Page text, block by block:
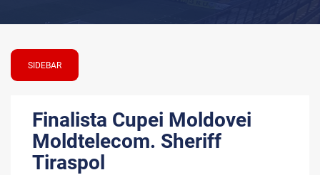
SIDEBAR
Finalista Cupei Moldovei
Moldtelecom. Sheriff
Tiraspol